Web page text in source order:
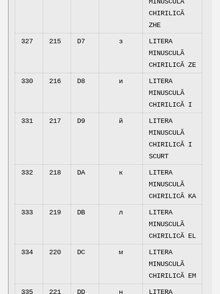
CHIRILICĂ
ZHE
327 215 D7 з
LITERA
MINUSCULĂ
CHIRILICĂ ZE
330 216 D8 и
LITERA
MINUSCULĂ
CHIRILICĂ I
331 217 D9 й
LITERA
MINUSCULĂ
CHIRILICĂ I
SCURT
332 218 DA к
LITERA
MINUSCULĂ
CHIRILICĂ KA
333 219 DB л
LITERA
MINUSCULĂ
CHIRILICĂ EL
334 220 DC м
LITERA
MINUSCULĂ
CHIRILICĂ EM
335 221 DD н
LITERA